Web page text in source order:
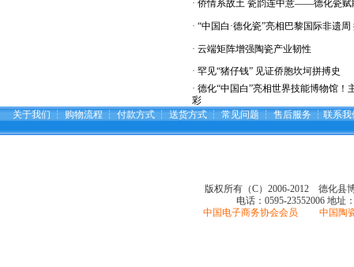
· 侨情系故土 瓷韵连中意——德化瓷赋
· “中国白·德化瓷”亮相巴黎国际非遗
· 云端矩阵增强陶瓷产业韧性
· 罕见“猪仔钱” 见证侨胞坎坷拼搏史
· 德化“中国白”亮相世界技能博物馆！
彩
关于我们 ┆ 购物流程 ┆ 付款方式 ┆ 送货方式 ┆ 常见问题 ┆ 售后服务 ┆ 联系我
版权所有（C）2006-2012 德化县
电话：0595-23552006 地址
中国电子商务协会会员 中国陶